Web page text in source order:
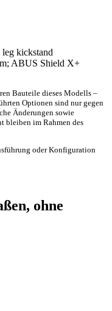
kickstand
ABUS Shield X+
Bauteile dieses Modells –
Optionen sind nur gegen
Änderungen sowie
bleiben im Rahmen des
oder Konfiguration
ohne